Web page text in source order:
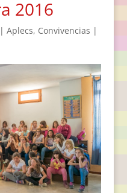
2016
Aplecs, Convivencias |